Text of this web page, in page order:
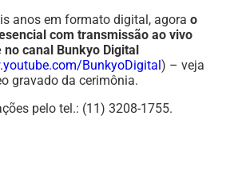
anos em formato digital, agora o
com transmissão ao vivo
no canal Bunkyo Digital
BunkyoDigital) – veja
gravado da cerimônia.
pelo tel.: (11) 3208-1755.